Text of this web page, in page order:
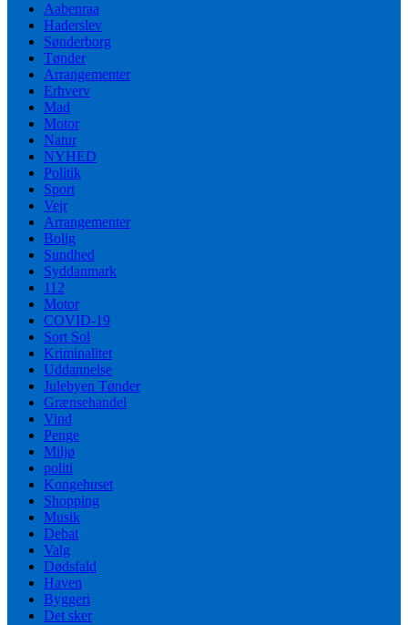
Aabenraa
Haderslev
Sønderborg
Tønder
Arrangementer
Erhverv
Mad
Motor
Natur
NYHED
Politik
Sport
Vejr
Arrangementer
Bolig
Sundhed
Syddanmark
112
Motor
COVID-19
Sort Sol
Kriminalitet
Uddannelse
Julebyen Tønder
Grænsehandel
Vind
Penge
Miljø
politi
Kongehuset
Shopping
Musik
Debat
Valg
Dødsfald
Haven
Byggeri
Det sker